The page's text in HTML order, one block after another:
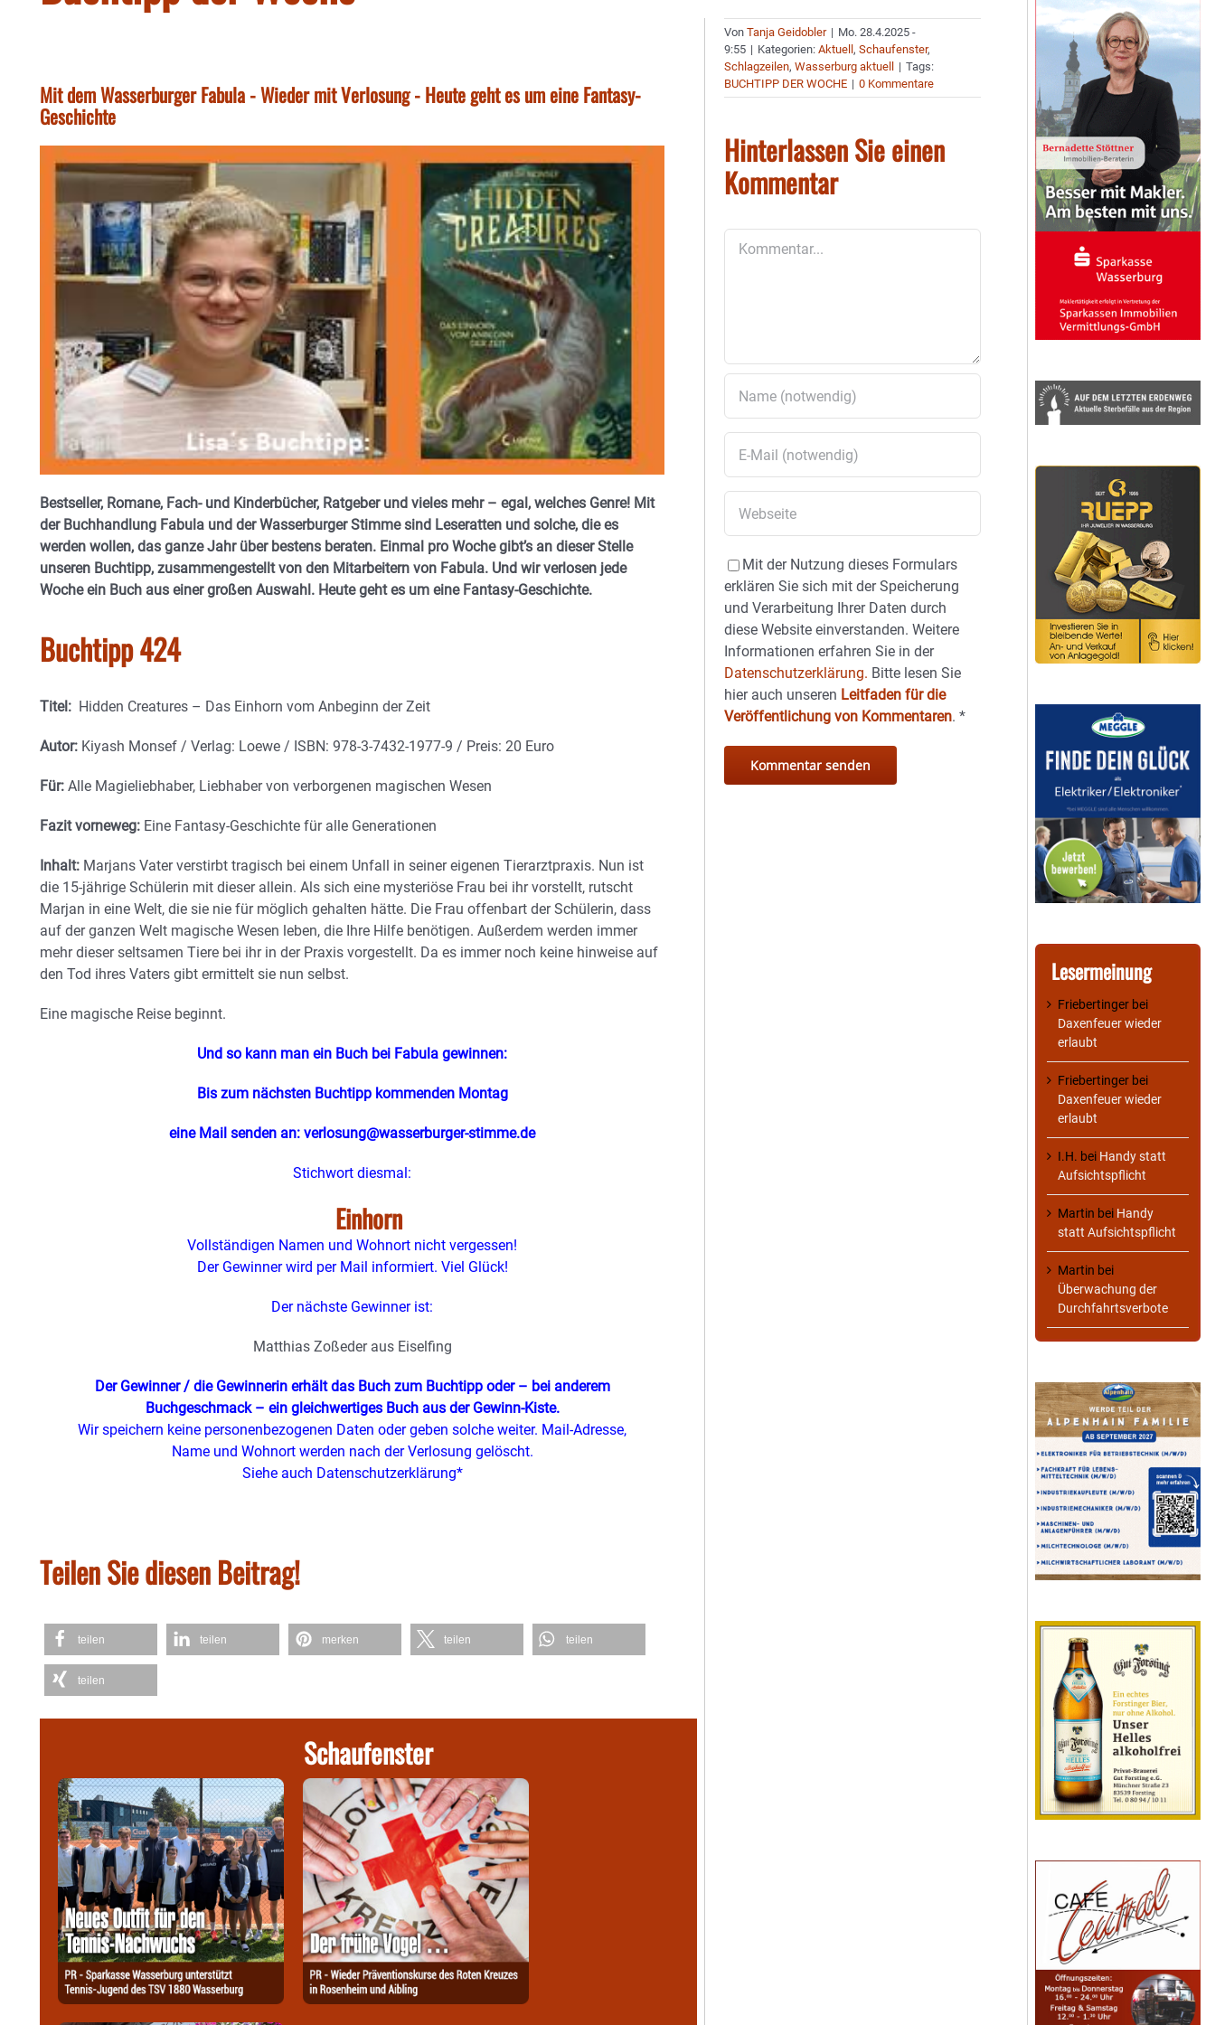
Mit dem Wasserburger Fabula - Wieder mit Verlosung - Heute geht es um eine Fantasy-
Geschichte
Bestseller, Romane, Fach- und Kinderbücher, Ratgeber und vieles mehr – egal, welches Genre! Mit
der Buchhandlung Fabula und der Wasserburger Stimme sind Leseratten und solche, die es
werden wollen, das ganze Jahr über bestens beraten. Einmal pro Woche gibt’s an dieser Stelle
unseren Buchtipp, zusammengestellt von den Mitarbeitern von Fabula. Und wir verlosen jede
Woche ein Buch aus einer großen Auswahl. Heute geht es um eine Fantasy-Geschichte.
Buchtipp 424
Titel: Hidden Creatures – Das Einhorn vom Anbeginn der Zeit
Autor: Kiyash Monsef / Verlag: Loewe / ISBN: 978-3-7432-1977-9 / Preis: 20 Euro
Für: Alle Magieliebhaber, Liebhaber von verborgenen magischen Wesen
Fazit vorneweg: Eine Fantasy-Geschichte für alle Generationen
Inhalt: Marjans Vater verstirbt tragisch bei einem Unfall in seiner eigenen Tierarztpraxis. Nun ist
die 15-jährige Schülerin mit dieser allein. Als sich eine mysteriöse Frau bei ihr vorstellt, rutscht
Marjan in eine Welt, die sie nie für möglich gehalten hätte. Die Frau offenbart der Schülerin, dass
auf der ganzen Welt magische Wesen leben, die Ihre Hilfe benötigen. Außerdem werden immer
mehr dieser seltsamen Tiere bei ihr in der Praxis vorgestellt. Da es immer noch keine hinweise auf
den Tod ihres Vaters gibt ermittelt sie nun selbst.
Eine magische Reise beginnt.
Und so kann man ein Buch bei Fabula gewinnen:
Bis zum nächsten Buchtipp kommenden Montag
eine Mail senden an: verlosung@wasserburger-stimme.de
Stichwort diesmal:
Einhorn
Vollständigen Namen und Wohnort nicht vergessen!
Der Gewinner wird per Mail informiert. Viel Glück!
Der nächste Gewinner ist:
Matthias Zoßeder aus Eiselfing
Der Gewinner / die Gewinnerin erhält das Buch zum Buchtipp oder – bei anderem
Buchgeschmack – ein gleichwertiges Buch aus der Gewinn-Kiste.
Wir speichern keine personenbezogenen Daten oder geben solche weiter. Mail-Adresse,
Name und Wohnort werden nach der Verlosung gelöscht.
Siehe auch Datenschutzerklärung*
Teilen Sie diesen Beitrag!
teilen teilen merken teilen teilen
teilen
Schaufenster
VonTanja Geidobler | Mo. 28.4.2025 -
9:55 | Kategorien:Aktuell,Schaufenster,
Schlagzeilen,Wasserburg aktuell | Tags:
BUCHTIPP DER WOCHE | 0 Kommentare
Hinterlassen Sie einen
Kommentar
Mit der Nutzung dieses Formulars
erklären Sie sich mit der Speicherung
und Verarbeitung Ihrer Daten durch
diese Website einverstanden. Weitere
Informationen erfahren Sie in der
Datenschutzerklärung. Bitte lesen Sie
hier auch unseren Leitfaden für die
Veröffentlichung von Kommentaren.*
Lesermeinung
Friebertinger bei
Daxenfeuer wieder
erlaubt
Friebertinger bei
Daxenfeuer wieder
erlaubt
I.H. bei Handy statt
Aufsichtspflicht
Martin bei Handy
statt Aufsichtspflicht
Martin bei
Überwachung der
Durchfahrtsverbote